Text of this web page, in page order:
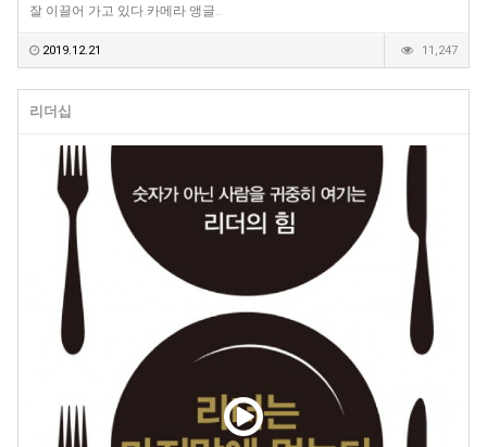
잘 이끌어 가고 있다.카메라 앵글…
2019.12.21 11,247
리더십